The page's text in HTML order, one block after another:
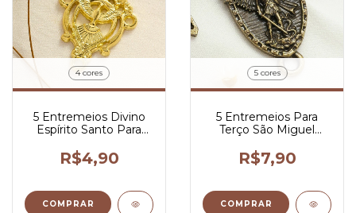
4 cores
5 Entremeios Divino
Espírito Santo Para
R$4,90
COMPRAR
5 cores
5 Entremeios Para
Terço São Miguel
R$7,90
COMPRAR